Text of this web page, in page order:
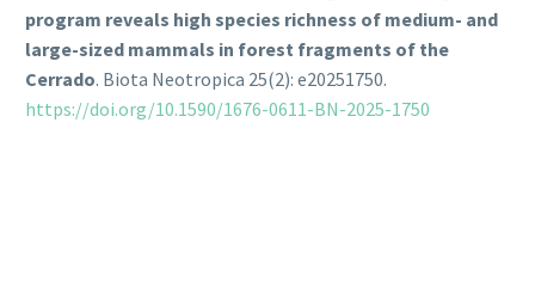
program reveals high species richness of medium- and
large-sized mammals in forest fragments of the
Cerrado. Biota Neotropica 25(2): e20251750.
https://doi.org/10.1590/1676-0611-BN-2025-1750